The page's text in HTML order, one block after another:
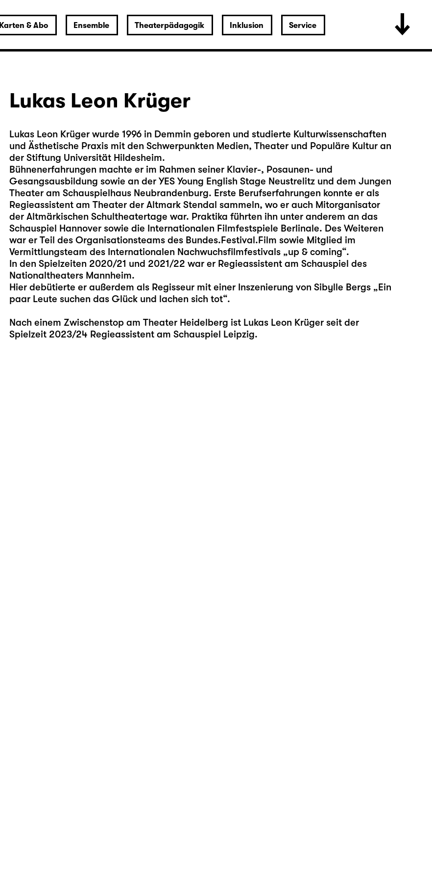
Karten & Abo Ensemble Theaterpädagogik Inklusion Service
Lukas Leon Krüger
Lukas Leon Krüger wurde 1996 in Demmin geboren und studierte Kulturwissenschaften
und Ästhetische Praxis mit den Schwerpunkten Medien, Theater und Populäre Kultur an
der Stiftung Universität Hildesheim.
Bühnenerfahrungen machte er im Rahmen seiner Klavier-, Posaunen- und
Gesangsausbildung sowie an der YES Young English Stage Neustrelitz und dem Jungen
Theater am Schauspielhaus Neubrandenburg. Erste Berufserfahrungen konnte er als
Regieassistent am Theater der Altmark Stendal sammeln, wo er auch Mitorganisator
der Altmärkischen Schultheatertage war. Praktika führten ihn unter anderem an das
Schauspiel Hannover sowie die Internationalen Filmfestspiele Berlinale. Des Weiteren
war er Teil des Organisationsteams des Bundes.Festival.Film sowie Mitglied im
Vermittlungsteam des Internationalen Nachwuchsfilmfestivals „up & coming“.
In den Spielzeiten 2020/21 und 2021/22 war er Regieassistent am Schauspiel des
Nationaltheaters Mannheim.
Hier debütierte er außerdem als Regisseur mit einer Inszenierung von Sibylle Bergs „Ein
paar Leute suchen das Glück und lachen sich tot“.
Nach einem Zwischenstop am Theater Heidelberg ist Lukas Leon Krüger seit der
Spielzeit 2023/24 Regieassistent am Schauspiel Leipzig.